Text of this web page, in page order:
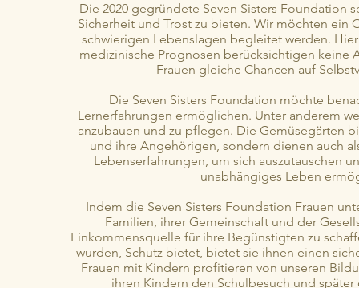
Die 2020 gegründete Seven Sisters Foundation
Sicherheit und Trost zu bieten. Wir möchten ein
schwierigen Lebenslagen begleitet werden.
medizinische Prognosen berücksichtigen keine
Frauen gleiche Chancen auf
Die Seven Sisters Foundation möchte
Lernerfahrungen ermöglichen. Unter anderem
anzubauen und zu pflegen. Die Gemüsegärten
und ihre Angehörigen, sondern dienen auch
Lebenserfahrungen, um sich auszutauschen
unabhängiges Leben
Indem die Seven Sisters Foundation Frauen
Familien, ihrer Gemeinschaft und der
Einkommensquelle für ihre Begünstigten zu
wurden, Schutz bietet, bietet sie ihnen einen
Frauen mit Kindern profitieren von unseren
ihren Kindern den Schulbesuch und